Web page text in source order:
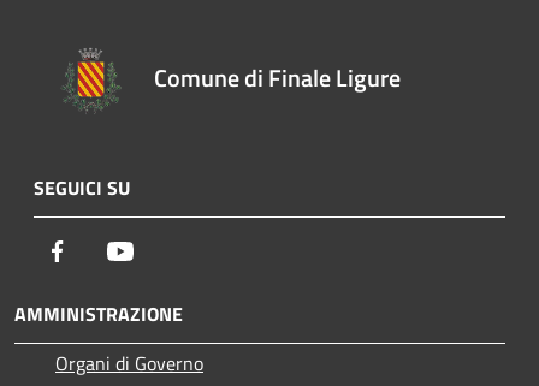
Comune di Finale Ligure
SEGUICI SU
Facebook
AMMINISTRAZIONE
Organi di Governo